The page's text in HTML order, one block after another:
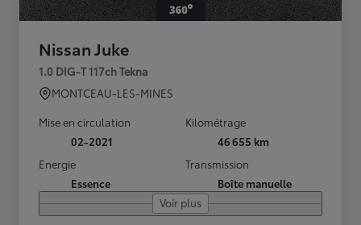
Nissan Juke
1.0 DIG-T 117ch Tekna
MONTCEAU-LES-MINES
Mise en circulation
02-2021
Kilométrage
46 655 km
Energie
Essence
Transmission
Boîte manuelle
Voir plus